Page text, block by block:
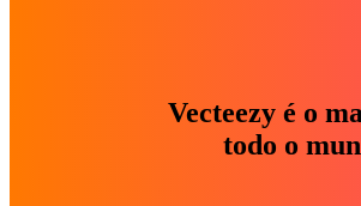
Vecteezy é o
todo o